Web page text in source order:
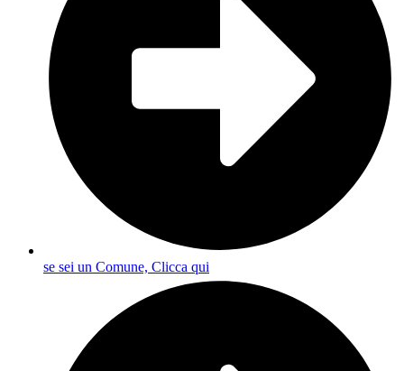
se sei un Comune, Clicca qui